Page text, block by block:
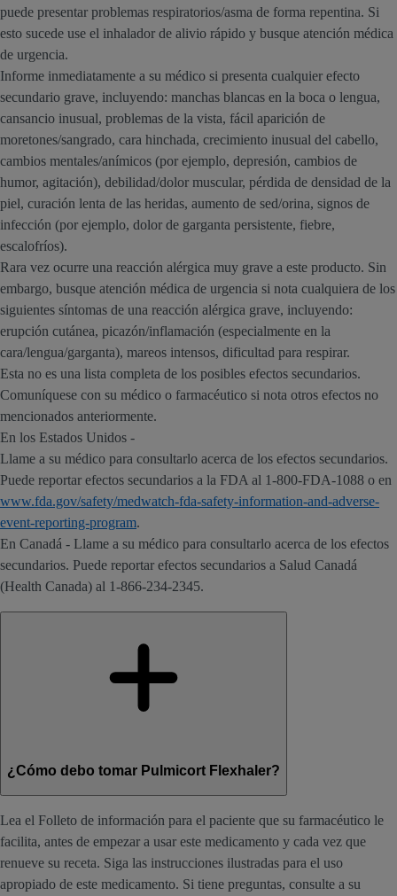
puede presentar problemas respiratorios/asma de forma repentina. Si
esto sucede use el inhalador de alivio rápido y busque atención médica
de urgencia.
Informe inmediatamente a su médico si presenta cualquier efecto
secundario grave, incluyendo: manchas blancas en la boca o lengua,
cansancio inusual, problemas de la vista, fácil aparición de
moretones/sangrado, cara hinchada, crecimiento inusual del cabello,
cambios mentales/anímicos (por ejemplo, depresión, cambios de
humor, agitación), debilidad/dolor muscular, pérdida de densidad de la
piel, curación lenta de las heridas, aumento de sed/orina, signos de
infección (por ejemplo, dolor de garganta persistente, fiebre,
escalofríos).
Rara vez ocurre una reacción alérgica muy grave a este producto. Sin
embargo, busque atención médica de urgencia si nota cualquiera de los
siguientes síntomas de una reacción alérgica grave, incluyendo:
erupción cutánea, picazón/inflamación (especialmente en la
cara/lengua/garganta), mareos intensos, dificultad para respirar.
Esta no es una lista completa de los posibles efectos secundarios.
Comuníquese con su médico o farmacéutico si nota otros efectos no
mencionados anteriormente.
En los Estados Unidos -
Llame a su médico para consultarlo acerca de los efectos secundarios.
Puede reportar efectos secundarios a la FDA al 1-800-FDA-1088 o en
www.fda.gov/safety/medwatch-fda-safety-information-and-adverse-
event-reporting-program.
En Canadá - Llame a su médico para consultarlo acerca de los efectos
secundarios. Puede reportar efectos secundarios a Salud Canadá
(Health Canada) al 1-866-234-2345.
¿Cómo debo tomar Pulmicort Flexhaler?
Lea el Folleto de información para el paciente que su farmacéutico le
facilita, antes de empezar a usar este medicamento y cada vez que
renueve su receta. Siga las instrucciones ilustradas para el uso
apropiado de este medicamento. Si tiene preguntas, consulte a su